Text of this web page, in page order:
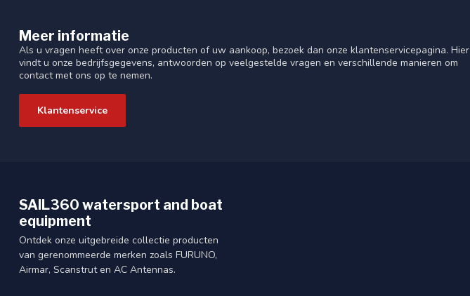
Meer informatie
Als u vragen heeft over onze producten of uw aankoop, bezoek dan onze klantenservicepagina. Hier
vindt u onze bedrijfsgegevens, antwoorden op veelgestelde vragen en verschillende manieren om
contact met ons op te nemen.
Klantenservice
SAIL360 watersport and boat
equipment
Ontdek onze uitgebreide collectie producten
van gerenommeerde merken zoals FURUNO,
Airmar, Scanstrut en AC Antennas.